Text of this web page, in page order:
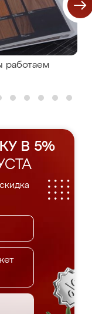
работаем
В 5%